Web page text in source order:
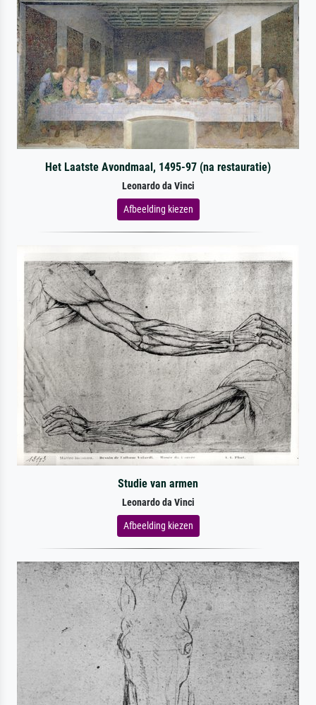
Het Laatste Avondmaal, 1495-97 (na restauratie)
Leonardo da Vinci
Afbeelding kiezen
Studie van armen
Leonardo da Vinci
Afbeelding kiezen